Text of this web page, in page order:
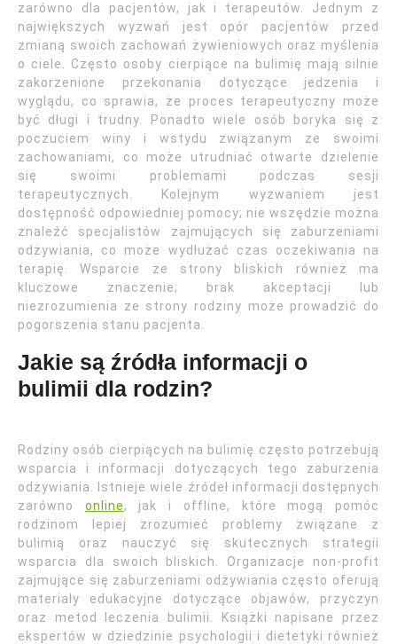
zarówno dla pacjentów, jak i terapeutów. Jednym z
największych wyzwań jest opór pacjentów przed
zmianą swoich zachowań żywieniowych oraz myślenia
o ciele. Często osoby cierpiące na bulimię mają silnie
zakorzenione przekonania dotyczące jedzenia i
wyglądu, co sprawia, że proces terapeutyczny może
być długi i trudny. Ponadto wiele osób boryka się z
poczuciem winy i wstydu związanym ze swoimi
zachowaniami, co może utrudniać otwarte dzielenie
się swoimi problemami podczas sesji
terapeutycznych. Kolejnym wyzwaniem jest
dostępność odpowiedniej pomocy; nie wszędzie można
znaleźć specjalistów zajmujących się zaburzeniami
odżywiania, co może wydłużać czas oczekiwania na
terapię. Wsparcie ze strony bliskich również ma
kluczowe znaczenie; brak akceptacji lub
niezrozumienia ze strony rodziny może prowadzić do
pogorszenia stanu pacjenta.
Jakie są źródła informacji o
bulimii dla rodzin?
Rodziny osób cierpiących na bulimię często potrzebują
wsparcia i informacji dotyczących tego zaburzenia
odżywiania. Istnieje wiele źródeł informacji dostępnych
zarówno online, jak i offline, które mogą pomóc
rodzinom lepiej zrozumieć problemy związane z
bulimią oraz nauczyć się skutecznych strategii
wsparcia dla swoich bliskich. Organizacje non-profit
zajmujące się zaburzeniami odżywiania często oferują
materiały edukacyjne dotyczące objawów, przyczyn
oraz metod leczenia bulimii. Książki napisane przez
ekspertów w dziedzinie psychologii i dietetyki również